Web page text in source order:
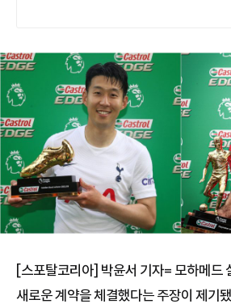
[스포탈코리아] 박윤서 기자= 모하메드
새로운 계약을 체결했다는 주장이 제기